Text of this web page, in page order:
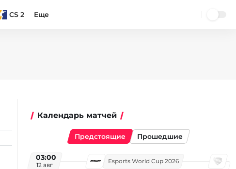
CS 2 Еще
Календарь матчей
Предстоящие Прошедшие
03:00
12 авг
Esports World Cup 2026